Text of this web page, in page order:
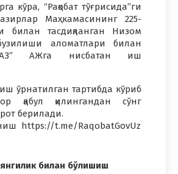
кўра, “Рақобат тўғрисида”ги
Маҳкамасининг 225-
билан тасдиқланган Низом
аломатлари билан
АЖга нисбатан иш
ўрнатилган тартибда кўриб
қабул қилингандан сўнг
берилади.
https://t.me/RaqobatGovUz
билан бўлишиш